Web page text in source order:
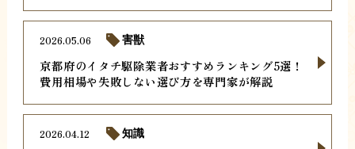
京都府のイタチ駆除業者おすすめランキング5選！
費用相場や失敗しない選び方を専門家が解説
2026.05.06 害獣
2026.04.12 知識